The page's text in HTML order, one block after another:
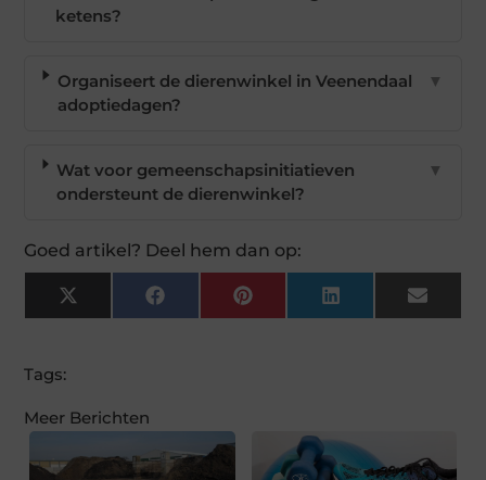
ketens?
Organiseert de dierenwinkel in Veenendaal
adoptiedagen?
▼
Wat voor gemeenschapsinitiatieven
ondersteunt de dierenwinkel?
▼
Goed artikel? Deel hem dan op:
X
(Twitter)
FacebookPinterest LinkedIn Email
Tags:
Meer Berichten